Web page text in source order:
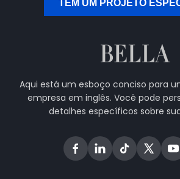
TEM UM PROJETO
Aqui está um esboço conciso para
empresa em inglês. Você pode
detalhes específicos sobre